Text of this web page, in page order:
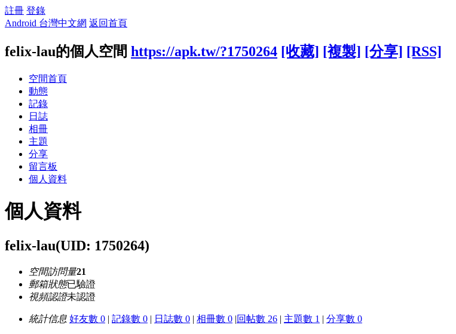
註冊 登錄
Android 台灣中文網 返回首頁
felix-lau的個人空間 https://apk.tw/?1750264 [收藏] [複製] [分享] [RSS]
空間首頁
動態
記錄
日誌
相冊
主題
分享
留言板
個人資料
個人資料
felix-lau(UID: 1750264)
空間訪問量21
郵箱狀態已驗證
視頻認證未認證
統計信息 好友數 0 | 記錄數 0 | 日誌數 0 | 相冊數 0 |回帖數 26 | 主題數 1 | 分享數 0